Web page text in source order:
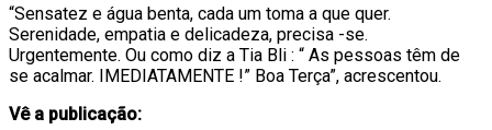
“Sensatez e água benta, cada um toma a que quer.
Serenidade, empatia e delicadeza, precisa -se.
Urgentemente. Ou como diz a Tia Bli : “ As pessoas têm de
se acalmar. IMEDIATAMENTE !” Boa Terça”, acrescentou.
Vê a publicação: